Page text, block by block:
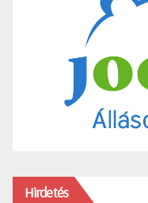
Hirdetés